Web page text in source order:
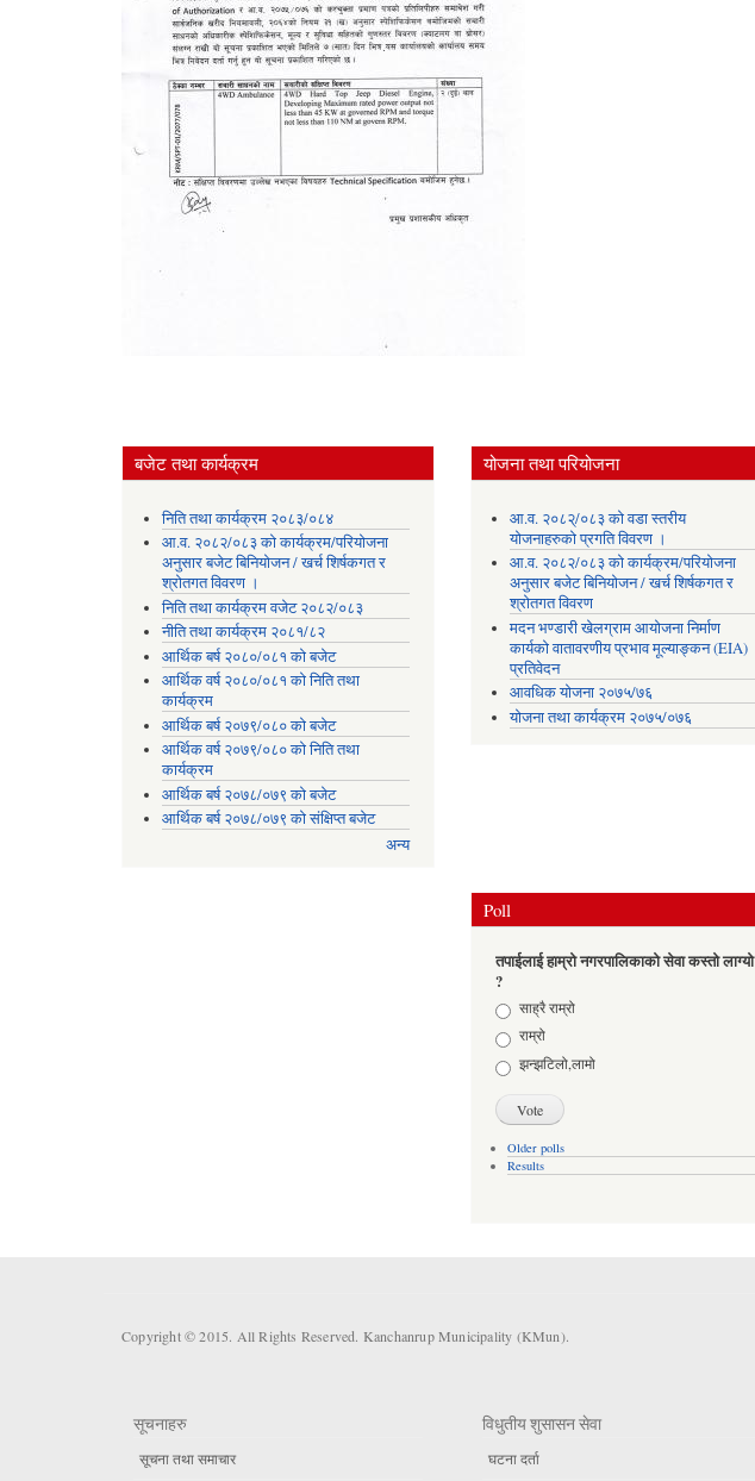
बजेट तथा कार्यक्रम
निति तथा कार्यक्रम २०८३/०८४
आ.व. २०८२/०८३ को कार्यक्रम/परियोजना
अनुसार बजेट बिनियोजन / खर्च शिर्षकगत र
श्रोतगत विवरण ।
निति तथा कार्यक्रम वजेट २०८२/०८३
नीति तथा कार्यक्रम २०८१/८२
आर्थिक बर्ष २०८०/०८१ को बजेट
आर्थिक वर्ष २०८०/०८१ को निति तथा
कार्यक्रम
आर्थिक बर्ष २०७९/०८० को बजेट
आर्थिक वर्ष २०७९/०८० को निति तथा
कार्यक्रम
आर्थिक बर्ष २०७८/०७९ को बजेट
आर्थिक बर्ष २०७८/०७९ को संक्षिप्त बजेट
अन्य
योजना तथा परियोजना
आ.व. २०८२्/०८३ को वडा स्तरीय
योजनाहरुको प्रगति विवरण ।
आ.व. २०८२/०८३ को कार्यक्रम/परियोजना
अनुसार बजेट बिनियोजन / खर्च शिर्षकगत र
श्रोतगत विवरण
मदन भण्डारी खेलग्राम आयोजना निर्माण
कार्यको वातावरणीय प्रभाव मूल्याङ्कन (EIA)
प्रतिवेदन
आवधिक योजना २०७५/७६
योजना तथा कार्यक्रम २०७५/०७६
Poll
तपाईलाई हाम्रो नगरपालिकाको सेवा कस्तो लाग्यो
?
Choicesसाह्रै राम्रो
राम्रो
झन्झटिलो,लामो
Older polls
Results
Copyright © 2015. All Rights Reserved. Kanchanrup Municipality (KMun).
सूचनाहरु
सूचना तथा समाचार
विधुतीय शुसासन सेवा
घटना दर्ता